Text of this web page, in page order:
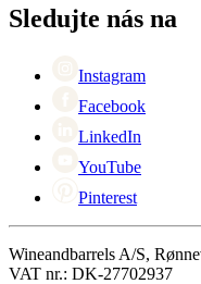
Black Friday
Singles Day
Sledujte nás na
Instagram
Facebook
LinkedIn
YouTube
Pinterest
Wineandbarrels A/S,
VAT nr.: DK-27702937